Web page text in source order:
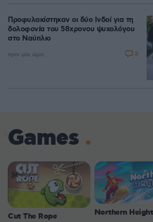
Προφυλακίστηκαν οι δύο Ινδοί για τη
δολοφονία του 58χρονου ψυχολόγου
στο Ναύπλιο
πριν μία ώρα 8
Games
Cut The Rope Northern